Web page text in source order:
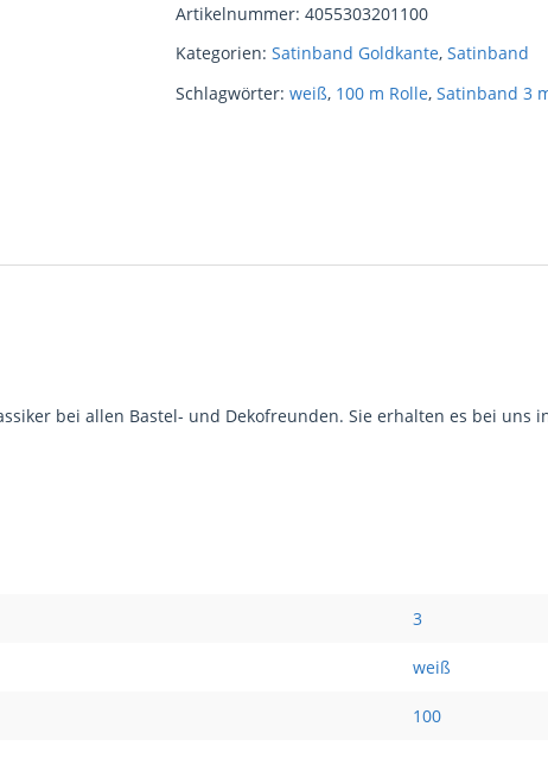
Artikelnummer: 4055303201100
Kategorien: Satinband Goldkante, Satinband
Schlagwörter: weiß, 100 m Rolle, Satinband 3
bei allen Bastel- und Dekofreunden. Sie erhalten es bei uns
3
weiß
100